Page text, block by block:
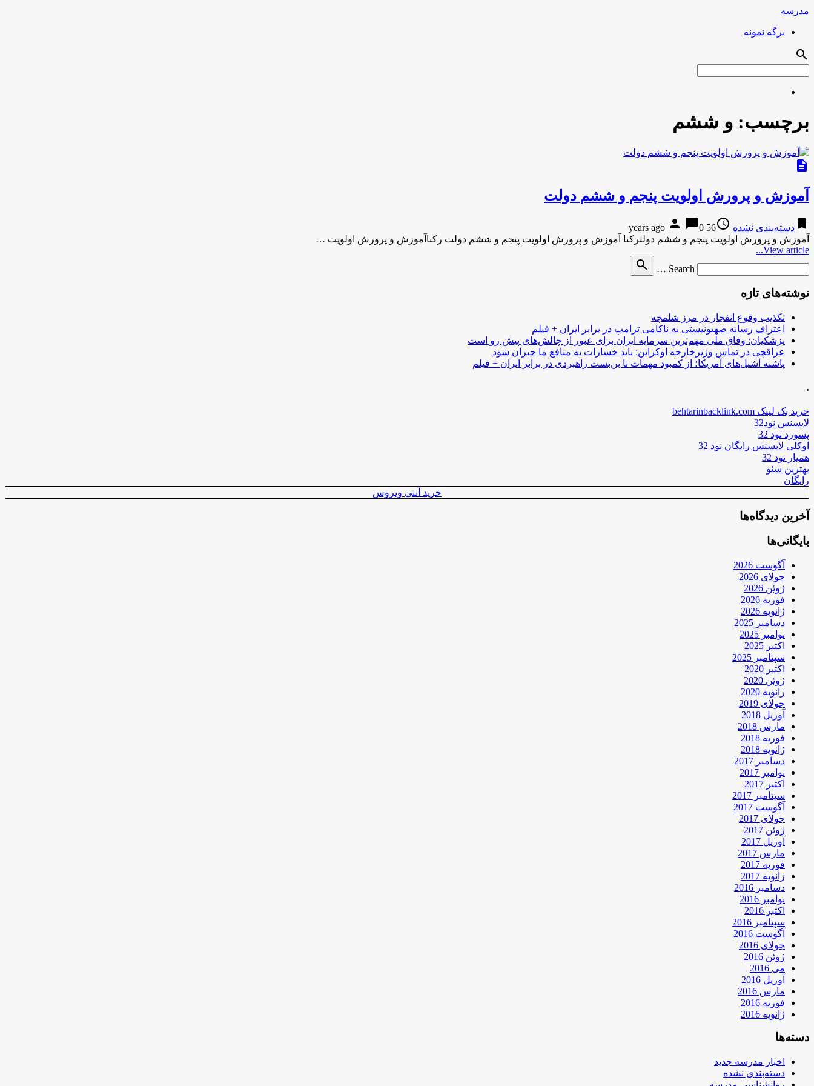
مدرسه
برگه نمونه
search
برچسب: و ششم
description
آموزش و پرورش اولویت پنجم و ششم دولت
bookmark دسته‌بندی نشده access_time
56 years ago
person chat_bubble0
آموزش و پرورش اولویت پنجم و ششم دولترکنا آموزش و پرورش اولویت پنجم و ششم دولت رکناآموزش و پرورش اولویت …
View article...
Search …
search
نوشته‌های تازه
تکذیب وقوع انفجار در مرز شلمچه
اعتراف رسانه صهیونیستی به ناکامی ترامپ در برابر ایران + فیلم
پزشکیان: وفاق ملی مهم‌ترین سرمایه ایران برای عبور از چالش‌های پیش رو است
عراقچی در تماس وزیرخارجه اوکراین: باید خسارات به منافع ما جبران شود
پاشنه آشیل‌های آمریکا؛ از کمبود مهمات تا بن‌بست راهبردی در برابر ایران + فیلم
.
خرید بک لینک behtarinbacklink.com
لایسنس نود32
پسورد نود 32
اوکلی لایسنس رایگان نود 32
همیار نود 32
بهترین سئو
رایگان
خرید آنتی ویروس
آخرین دیدگاه‌ها
بایگانی‌ها
آگوست 2026
جولای 2026
ژوئن 2026
فوریه 2026
ژانویه 2026
دسامبر 2025
نوامبر 2025
اکتبر 2025
سپتامبر 2025
اکتبر 2020
ژوئن 2020
ژانویه 2020
جولای 2019
آوریل 2018
مارس 2018
فوریه 2018
ژانویه 2018
دسامبر 2017
نوامبر 2017
اکتبر 2017
سپتامبر 2017
آگوست 2017
جولای 2017
ژوئن 2017
آوریل 2017
مارس 2017
فوریه 2017
ژانویه 2017
دسامبر 2016
نوامبر 2016
اکتبر 2016
سپتامبر 2016
آگوست 2016
جولای 2016
ژوئن 2016
می 2016
آوریل 2016
مارس 2016
فوریه 2016
ژانویه 2016
دسته‌ها
اخبار مدرسه جدید
دسته‌بندی نشده